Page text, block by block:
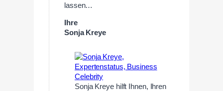
lassen…
Ihre
Sonja Kreye
Sonja Kreye hilft Ihnen, Ihren